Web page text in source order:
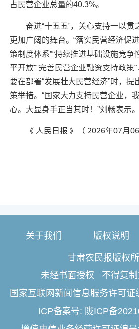
占民营企业总量的40.3%。
奋进“十五五”，关心支持一以贯
更加广阔的舞台。“落实民营经济促
策制度体系”“持续推进基础设施竞争
平开放”“完善民营企业融资支持政策
要在部署“发展壮大民营经济”时，提
策举措。“国家大力支持民营企业，
心。大显身手正当其时！”刘畅表示。
《 人民日报 》（ 2026年07月06
关于我们 版权说明
甘肃农民报版权
未经书面授权 不得复制
国家互联网新闻信息服务许可证
ICP备案号: 陇ICP备